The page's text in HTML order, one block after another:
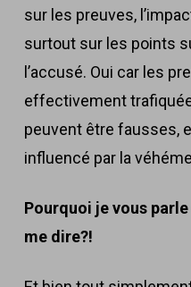
sur les preuves,
surtout sur les points
l’accusé. Oui car les
effectivement
peuvent être fausses,
influencé par la
Pourquoi je vous
me dire?!